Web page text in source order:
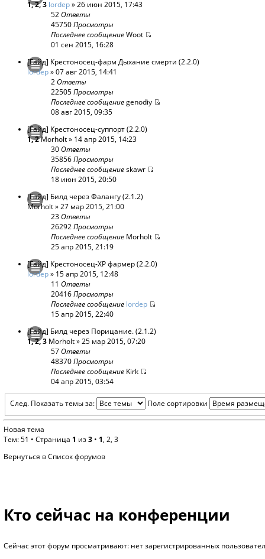
1,2,3 lordep» 26 июн 2015, 17:43
52Ответы
45750Просмотры
Последнее сообщениеWoot
01 сен 2015, 16:28
[Гайд] Крестоносец-фарм Дыхание смерти (2.2.0)
lordep» 07 авг 2015, 14:41
2Ответы
22505Просмотры
Последнее сообщениеgenodiy
08 авг 2015, 09:35
[Гайд] Крестоносец-суппорт (2.2.0)
1,2Morholt» 14 апр 2015, 14:23
30Ответы
35856Просмотры
Последнее сообщениеskawr
18 июн 2015, 20:50
[Гайд] Билд через Фалангу (2.1.2)
Morholt» 27 мар 2015, 21:00
23Ответы
26292Просмотры
Последнее сообщение Morholt
25 апр 2015, 21:19
[Гайд] Крестоносец-XP фармер (2.2.0)
lordep» 15 апр 2015, 12:48
11 Ответы
20416Просмотры
Последнее сообщение lordep
15 апр 2015, 22:40
[Гайд] Билд через Порицание. (2.1.2)
1,2,3 Morholt» 25 мар 2015, 07:20
57Ответы
48370Просмотры
Последнее сообщение Kirk
04 апр 2015, 03:54
След. Показать темы за: Поле сортировки
Новая тема
Тем: 51 • Страница 1 из3 • 1, 2, 3
Вернуться в Список форумов
Кто сейчас на конференции
Сейчас этот форум просматривают: нет зарегистрированных